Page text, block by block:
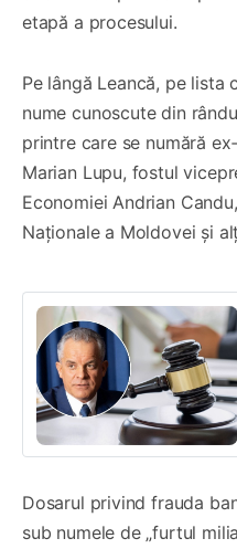
etapă a procesului.
Pe lângă Leancă, pe lista
nume cunoscute din
printre care se numără
Marian Lupu, fostul
Economiei Andrian
Naționale a Moldovei și
Dosarul privind frauda
sub numele de „furtul